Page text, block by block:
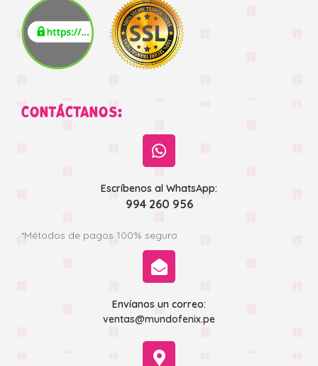
CONTÁCTANOS:
Escríbenos al WhatsApp:
994 260 956
*Métodos de pagos 100% seguro
Envíanos un correo:
ventas@mundofenix.pe